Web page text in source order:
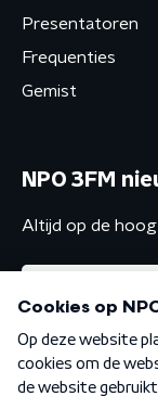
Presentatoren
Frequenties
Gemist
NPO 3FM
Altijd op de